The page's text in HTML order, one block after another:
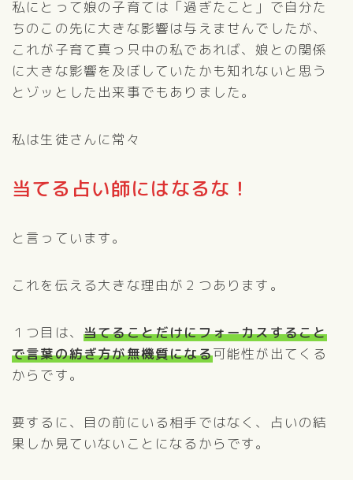
私にとって娘の子育ては「過ぎたこと」で自分た
ちのこの先に大きな影響は与えませんでしたが、
これが子育て真っ只中の私であれば、娘との関係
に大きな影響を及ぼしていたかも知れないと思う
とゾッとした出来事でもありました。
私は生徒さんに常々
当てる占い師にはなるな！
と言っています。
これを伝える大きな理由が２つあります。
１つ目は、 当てることだけにフォーカスすること
で言葉の紡ぎ方が無機質になる可能性が出てくる
からです。
要するに、目の前にいる相手ではなく、占いの結
果しか見ていないことになるからです。